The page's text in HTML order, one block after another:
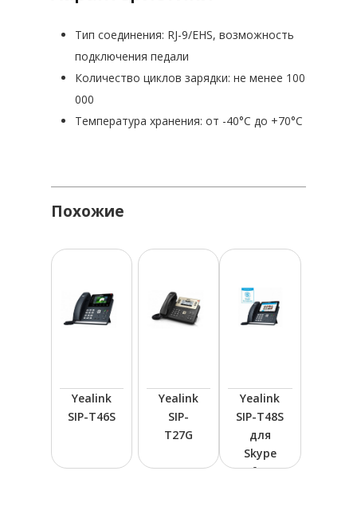
Тип соединения: RJ-9/EHS, возможность
подключения педали
Количество циклов зарядки: не менее 100
000
Температура хранения: от -40°C до +70°C
Похожие
Yealink
SIP-T46S
Yealink
SIP-
T27G
Yealink
SIP-T48S
для
Skype
for